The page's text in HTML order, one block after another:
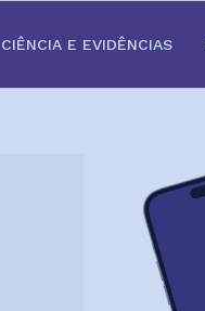
CIÊNCIA E EVIDÊNCIAS